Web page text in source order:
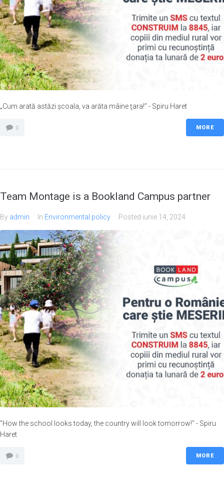
„Cum arată astăzi şcoala, va arăta mâine ţara!” - Spiru Haret
0 MORE
Team Montage is a Bookland Campus partner
By admin In Environmental policy Posted iunie 14, 2024
"How the school looks today, the country will look tomorrow!" - Spiru
Haret
0 MORE